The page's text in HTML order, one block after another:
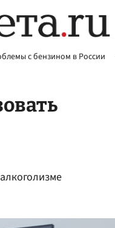
с бензином в России